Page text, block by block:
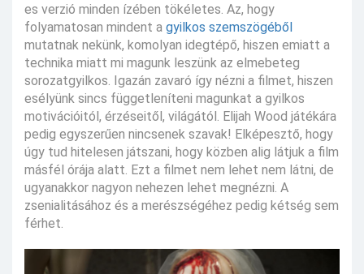
es verzió minden ízében tökéletes. Az, hogy
folyamatosan mindent a gyilkos szemszögéből
mutatnak nekünk, komolyan idegtépő, hiszen emiatt a
technika miatt mi magunk leszünk az elmebeteg
sorozatgyilkos. Igazán zavaró így nézni a filmet, hiszen
esélyünk sincs függetleníteni magunkat a gyilkos
motivációitól, érzéseitől, világától. Elijah Wood játékára
pedig egyszerűen nincsenek szavak! Elképesztő, hogy
úgy tud hitelesen játszani, hogy közben alig látjuk a film
másfél órája alatt. Ezt a filmet nem lehet nem látni, de
ugyanakkor nagyon nehezen lehet megnézni. A
zsenialitásához és a merészségéhez pedig kétség sem
férhet.